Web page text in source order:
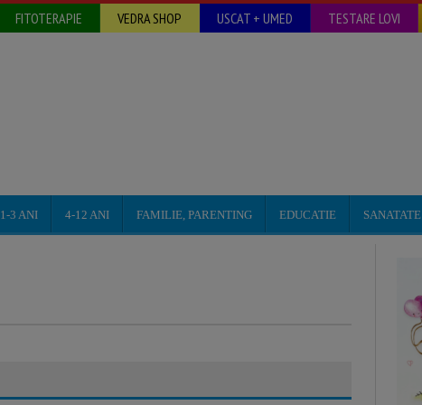
FITOTERAPIE VEDRA SHOP USCAT + UMED TESTARE LOVI
1-3 ANI 4-12 ANI FAMILIE, PARENTING EDUCATIE SANATATE